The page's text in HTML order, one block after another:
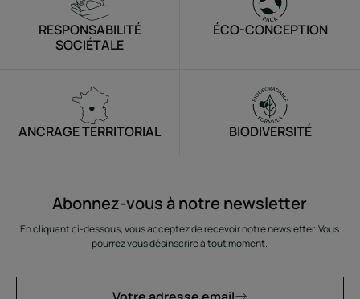
RESPONSABILITÉ
SOCIÉTALE
ÉCO-CONCEPTION
ANCRAGE TERRITORIAL BIODIVERSITÉ
Abonnez-vous à notre newsletter
En cliquant ci-dessous, vous acceptez de recevoir notre newsletter. Vous
pourrez vous désinscrire à tout moment.